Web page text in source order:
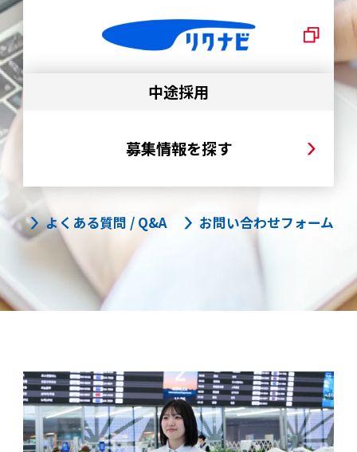
中途採用
募集情報を探す
よくある質問 / Q&A お問い合わせフォーム